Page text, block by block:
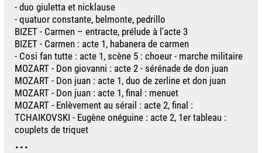
- duo giuletta et nicklause
- quatuor constante, belmonte, pedrillo
BIZET - Carmen – entracte, prélude à l'acte 3
BIZET - Carmen : acte 1, habanera de carmen
- Cosi fan tutte : acte 1, scène 5 : choeur - marche militaire
MOZART - Don giovanni : acte 2 - sérénade de don juan
MOZART - Don juan : acte 1, duo de zerline et don juan
MOZART - Don juan : acte 1, final : menuet
MOZART - Enlèvement au sérail : acte 2, final :
TCHAIKOVSKI - Eugène onéguine : acte 2, 1er tableau :
couplets de triquet
...